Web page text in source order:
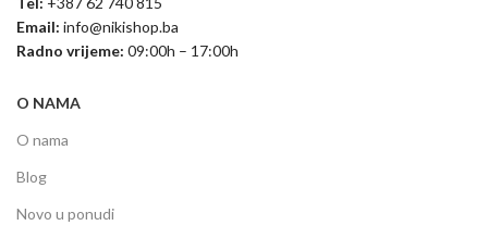
Email: info@nikishop.ba
Radno vrijeme: 09:00h – 17:00h
O NAMA
O nama
Blog
Novo u ponudi